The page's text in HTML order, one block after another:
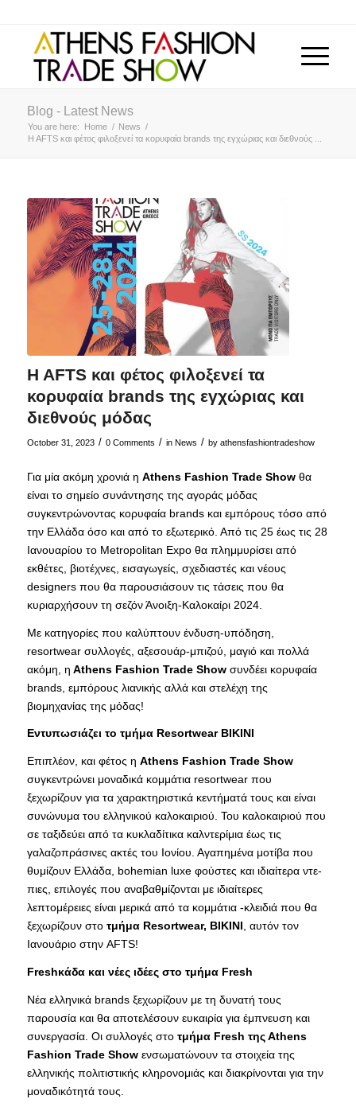
Blog - Latest News
You are here: Home / News /
H AFTS και φέτος φιλοξενεί τα κορυφαία brands της εγχώριας και διεθνούς ...
H AFTS και φέτος φιλοξενεί τα
κορυφαία brands της εγχώριας και
διεθνούς μόδας
October 31, 2023 / 0 Comments / in News / by athensfashiontradeshow
Για μία ακόμη χρονιά η Athens Fashion Trade Showθα
είναι το σημείο συνάντησης της αγοράς μόδας
συγκεντρώνοντας κορυφαία brands και εμπόρους τόσο από
την Ελλάδα όσο και από το εξωτερικό. Από τις 25 έως τις 28
Ιανουαρίου το Μetropolitan Expo θα πλημμυρίσει από
εκθέτες, βιοτέχνες, εισαγωγείς, σχεδιαστές και νέους
designers που θα παρουσιάσουν τις τάσεις που θα
κυριαρχήσουν τη σεζόν Άνοιξη-Καλοκαίρι 2024.
Με κατηγορίες που καλύπτουν ένδυση-υπόδηση,
resortwear συλλογές, αξεσουάρ-μπιζού, μαγιό και πολλά
ακόμη, η Αthens Fashion Trade Showσυνδέει κορυφαία
brands, εμπόρους λιανικής αλλά και στελέχη της
βιομηχανίας της μόδας!
Εντυπωσιάζει το τμήμα Resortwear BIKINI
Επιπλέον, και φέτος η Αthens Fashion Trade Show
συγκεντρώνει μοναδικά κομμάτια resortwear που
ξεχωρίζουν για τα χαρακτηριστικά κεντήματά τους και είναι
συνώνυμα του ελληνικού καλοκαιριού. Του καλοκαιριού που
σε ταξιδεύει από τα κυκλαδίτικα καλντερίμια έως τις
γαλαζοπράσινες ακτές του Ιονίου. Αγαπημένα μοτίβα που
θυμίζουν Ελλάδα, bohemian luxe φούστες και ιδιαίτερα ντε-
πιες, επιλογές που αναβαθμίζονται με ιδιαίτερες
λεπτομέρειες είναι μερικά από τα κομμάτια -κλειδιά που θα
ξεχωρίζουν στοτμήμα Resortwear, BIKINI, αυτόν τον
Ιανουάριο στην AFTS!
Freshκάδα και νέες ιδέες στο τμήμα Fresh
Νέα ελληνικά brands ξεχωρίζουν με τη δυνατή τους
παρουσία και θα αποτελέσουν ευκαιρία για έμπνευση και
συνεργασία. Οι συλλογές στο τμήμα Fresh της Αthens
Fashion Trade Showενσωματώνουν τα στοιχεία της
ελληνικής πολιτιστικής κληρονομιάς και διακρίνονται για την
μοναδικότητά τους.